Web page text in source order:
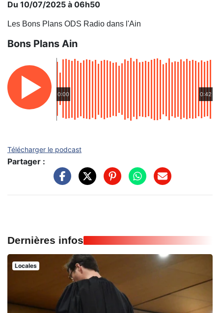
Du 10/07/2025 à 06h50
Les Bons Plans ODS Radio dans l'Ain
Bons Plans Ain
0:00 0:42
Télécharger le podcast
Partager :
Dernières infos
Locales